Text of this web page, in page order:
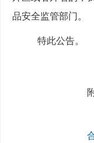
品安全监管部门。
特此公告。